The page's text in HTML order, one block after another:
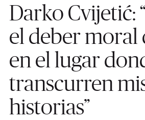
Darko Cvijetić:
el deber moral
en el lugar
transcurren
historias”